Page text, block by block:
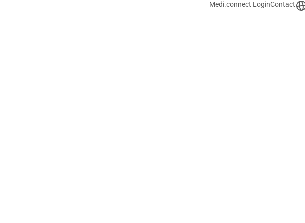
Medi.connect LoginContact